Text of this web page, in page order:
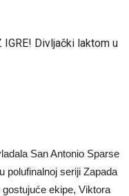
ugrozi s četiri bombe
IGRE! Divljački laktom u
San Antonio Sparse
polufinalnoj seriji Zapada
ekipe, Viktora